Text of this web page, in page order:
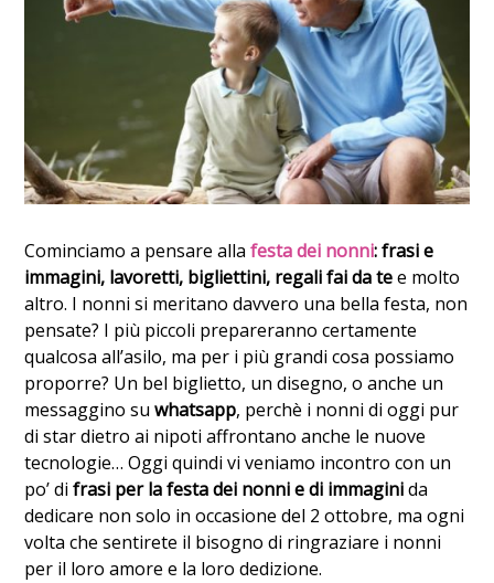
Cominciamo a pensare allafesta dei nonni: frasi e
immagini, lavoretti, bigliettini, regali fai da tee molto
altro. I nonni si meritano davvero una bella festa, non
pensate? I più piccoli prepareranno certamente
qualcosa all’asilo, ma per i più grandi cosa possiamo
proporre? Un bel biglietto, un disegno, o anche un
messaggino suwhatsapp, perchè i nonni di oggi pur
di star dietro ai nipoti affrontano anche le nuove
tecnologie… Oggi quindi vi veniamo incontro con un
po’ difrasi per la festa dei nonni e di immaginida
dedicare non solo in occasione del 2 ottobre, ma ogni
volta che sentirete il bisogno di ringraziare i nonni
per il loro amore e la loro dedizione.